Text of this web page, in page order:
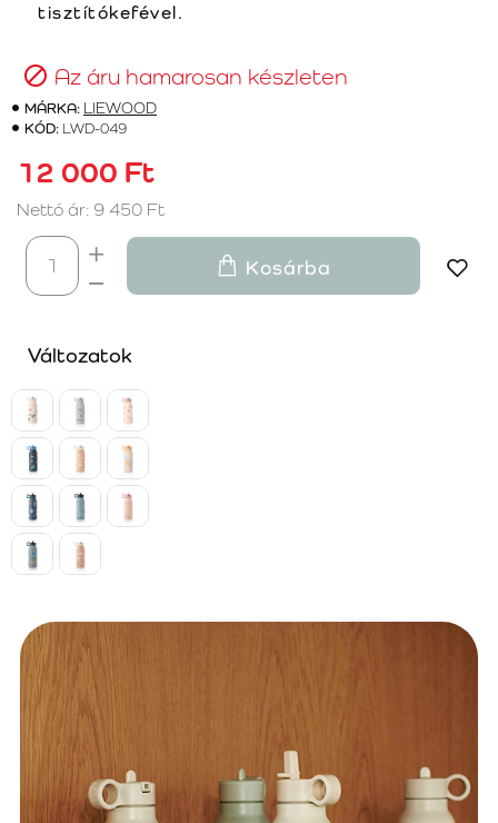
tisztítókefével.
Az áru hamarosan készleten
MÁRKA: LIEWOOD
KÓD: LWD-049
12 000 Ft
Nettó ár: 9 450 Ft
Kosárba
Változatok